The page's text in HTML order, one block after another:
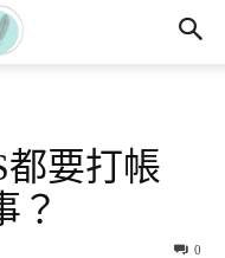
要打帳
？
0